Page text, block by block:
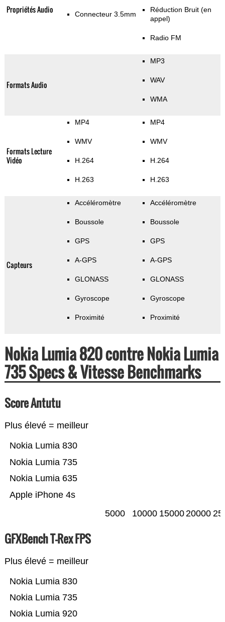
Propriétés Audio Connecteur 3.5mm
Réduction Bruit (en
appel)
Radio FM
Formats Audio
MP3
WAV
WMA
Formats Lecture
Vidéo
MP4
WMV
H.264
H.263
MP4
WMV
H.264
H.263
Capteurs
Accéléromètre
Boussole
GPS
A-GPS
GLONASS
Gyroscope
Proximité
Accéléromètre
Boussole
GPS
A-GPS
GLONASS
Gyroscope
Proximité
Nokia Lumia 820 contre Nokia Lumia
735 Specs & Vitesse Benchmarks
Score Antutu
Plus élevé = meilleur
Apple iPhone 4s
Nokia Lumia 635
Nokia Lumia 735
Nokia Lumia 830
5000 10000 1500020000
GFXBench T-Rex FPS
Plus élevé = meilleur
Nokia Lumia 920
Nokia Lumia 735
Nokia Lumia 830